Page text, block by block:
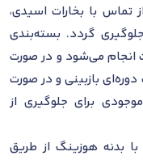
با بخارات اسیدی،
گردد. بسته‌بندی
انجام می‌شود و در صورت
بازبینی و در صورت
برای جلوگیری از
بدنه هوزینگ از طریق